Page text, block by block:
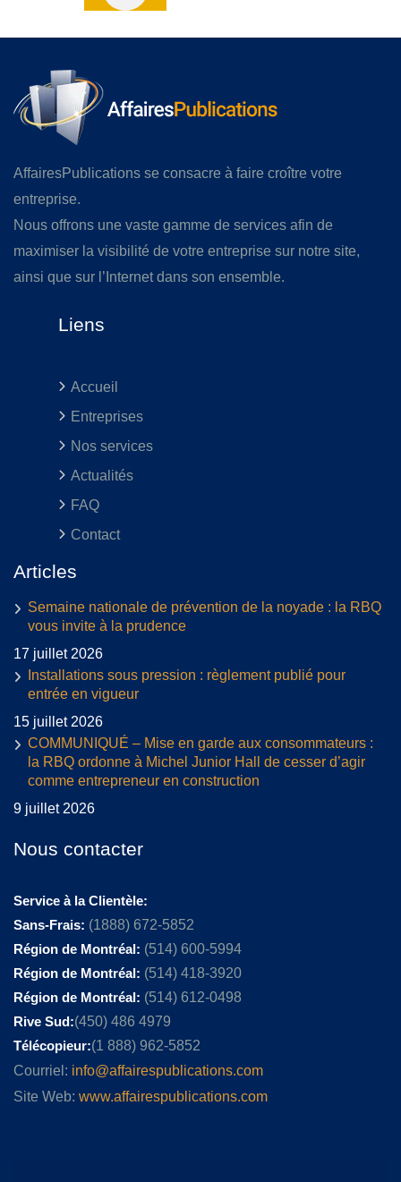
AffairesPublications se consacre à faire croître votre
entreprise.
Nous offrons une vaste gamme de services afin de
maximiser la visibilité de votre entreprise sur notre site,
ainsi que sur l’Internet dans son ensemble.
Liens
Accueil
Entreprises
Nos services
Actualités
FAQ
Contact
Articles
Semaine nationale de prévention de la noyade : la RBQ
vous invite à la prudence
17 juillet 2026
Installations sous pression : règlement publié pour
entrée en vigueur
15 juillet 2026
COMMUNIQUÉ – Mise en garde aux consommateurs :
la RBQ ordonne à Michel Junior Hall de cesser d’agir
comme entrepreneur en construction
9 juillet 2026
Nous contacter
Service à la Clientèle:
Sans-Frais: (1888) 672-5852
Région de Montréal: (514) 600-5994
Région de Montréal: (514) 418-3920
Région de Montréal: (514) 612-0498
Rive Sud:(450) 486 4979
Télécopieur:(1 888) 962-5852
Courriel: info@affairespublications.com
Site Web: www.affairespublications.com